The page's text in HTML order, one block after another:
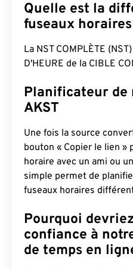
Quelle est la
fuseaux
La NST COMPLÈTE
D'HEURE de la CIBLE
Planificateur de
AKST
Une fois la source
bouton « Copier le lien »
horaire avec un ami ou
simple permet de
fuseaux horaires
Pourquoi
confiance à
de temps en